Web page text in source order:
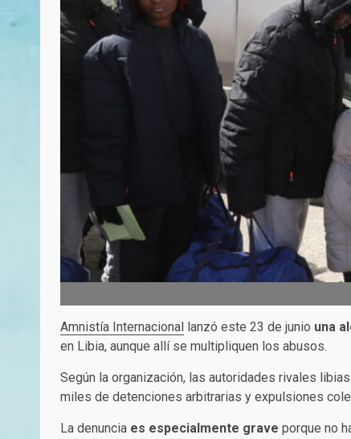
Amnistía Internacional lanzó este 23 de junio una
en Libia, aunque allí se multipliquen los abusos.
Según la organización, las autoridades rivales
miles de detenciones arbitrarias y expulsiones
La denuncia es especialmente grave porque no